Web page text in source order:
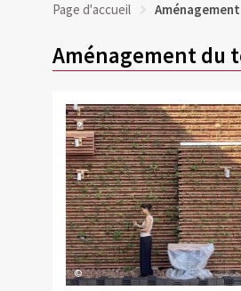
Page d'accueil
Aménagement du
©